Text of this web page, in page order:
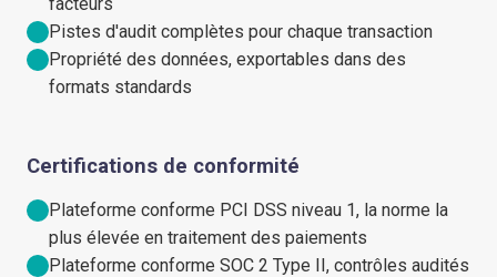
Pistes d'audit complètes pour chaque transaction
Propriété des données, exportables dans des
formats standards
Certifications de conformité
Plateforme conforme PCI DSS niveau 1, la norme la
plus élevée en traitement des paiements
Plateforme conforme SOC 2 Type II, contrôles audités